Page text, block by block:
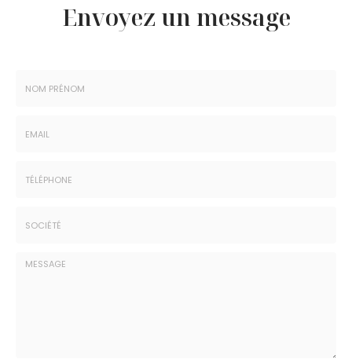
Envoyez un message